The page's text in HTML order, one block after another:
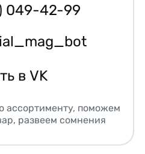
049-42-99
в VK
ассортименту, поможем
развеем сомнения